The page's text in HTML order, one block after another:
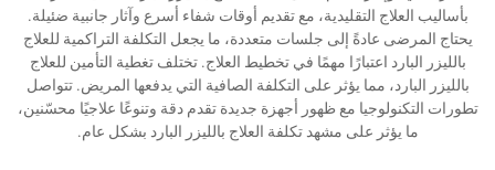
بأساليب العلاج التقليدية، مع تقديم أوقات شفاء أسرع وآثار جانبية ضئيلة.
يحتاج المرضى عادةً إلى جلسات متعددة، ما يجعل التكلفة التراكمية للعلاج
بالليزر البارد اعتبارًا مهمًا في تخطيط العلاج. تختلف تغطية التأمين للعلاج
بالليزر البارد، مما يؤثر على التكلفة الصافية التي يدفعها المريض. تتواصل
تطورات التكنولوجيا مع ظهور أجهزة جديدة تقدم دقة وتنوعًا علاجيًا محسّنين،
ما يؤثر على مشهد تكلفة العلاج بالليزر البارد بشكل عام.